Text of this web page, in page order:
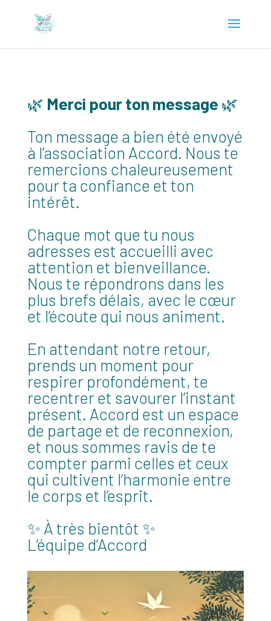
🌿 Merci pour ton message 🌿
Ton message a bien été envoyé
à l’association Accord. Nous te
remercions chaleureusement
pour ta confiance et ton
intérêt.
Chaque mot que tu nous
adresses est accueilli avec
attention et bienveillance.
Nous te répondrons dans les
plus brefs délais, avec le cœur
et l’écoute qui nous animent.
En attendant notre retour,
prends un moment pour
respirer profondément, te
recentrer et savourer l’instant
présent. Accord est un espace
de partage et de reconnexion,
et nous sommes ravis de te
compter parmi celles et ceux
qui cultivent l’harmonie entre
le corps et l’esprit.
✨ À très bientôt ✨
L’équipe d’Accord